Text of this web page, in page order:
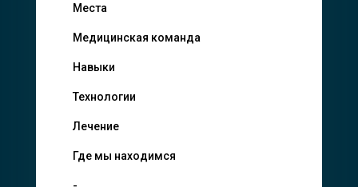
Места
Медицинская команда
Навыки
Технологии
Лечение
Где мы находимся